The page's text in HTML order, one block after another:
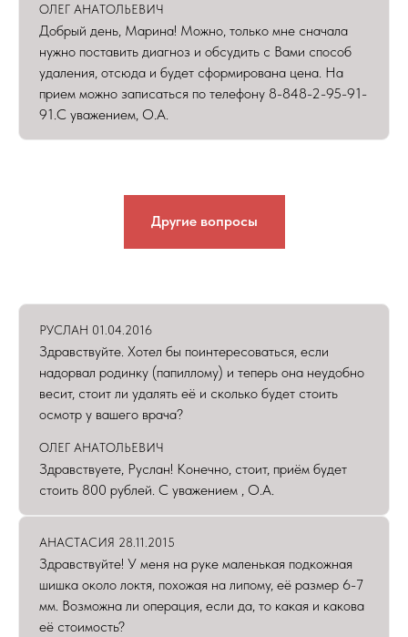
ОЛЕГ АНАТОЛЬЕВИЧ
Добрый день, Марина! Можно, только мне сначала
нужно поставить диагноз и обсудить с Вами способ
удаления, отсюда и будет сформирована цена. На
прием можно записаться по телефону 8-848-2-95-91-
91.С уважением, О.А.
Другие вопросы
РУСЛАН 01.04.2016
Здравствуйте. Хотел бы поинтересоваться, если
надорвал родинку (папиллому) и теперь она неудобно
весит, стоит ли удалять её и сколько будет стоить
осмотр у вашего врача?
ОЛЕГ АНАТОЛЬЕВИЧ
Здравствуете, Руслан! Конечно, стоит, приём будет
стоить 800 рублей. С уважением , О.А.
АНАСТАСИЯ 28.11.2015
Здравствуйте! У меня на руке маленькая подкожная
шишка около локтя, похожая на липому, её размер 6-7
мм. Возможна ли операция, если да, то какая и какова
её стоимость?